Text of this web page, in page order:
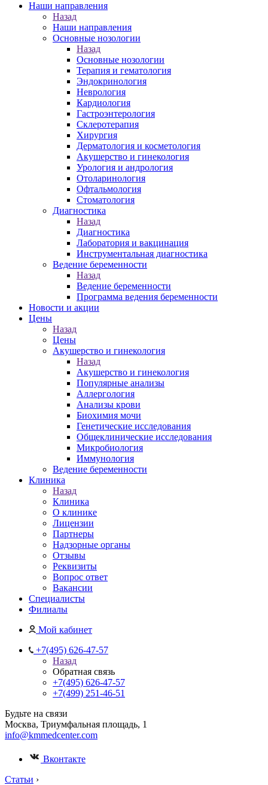
Наши направления
Назад
Наши направления
Основные нозологии
Назад
Основные нозологии
Терапия и гематология
Эндокринология
Неврология
Кардиология
Гастроэнтерология
Склеротерапия
Хирургия
Дерматология и косметология
Акушерство и гинекология
Урология и андрология
Отоларинология
Офтальмология
Стоматология
Диагностика
Назад
Диагностика
Лаборатория и вакцинация
Инструментальная диагностика
Ведение беременности
Назад
Ведение беременности
Программа ведения беременности
Новости и акции
Цены
Назад
Цены
Акушерство и гинекология
Назад
Акушерство и гинекология
Популярные анализы
Аллергология
Анализы крови
Биохимия мочи
Генетические исследования
Общеклинические исследования
Микробиология
Иммунология
Ведение беременности
Клиника
Назад
Клиника
О клинике
Лицензии
Партнеры
Надзорные органы
Отзывы
Реквизиты
Вопрос ответ
Вакансии
Специалисты
Филиалы
Мой кабинет
+7(495) 626-47-57
Назад
Обратная связь
+7(495) 626-47-57
+7(499) 251-46-51
Будьте на связи
Москва, Триумфальная площадь, 1
info@kmmedcenter.com
Вконтакте
Статьи ›